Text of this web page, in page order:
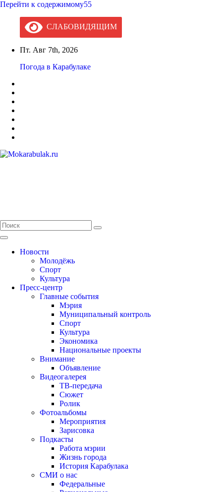
Перейти к содержимому55
СЛАБОВИДЯЩИМ
Пт. Авг 7th, 2026
Погода в Карабулаке
Новости
Молодёжь
Спорт
Культура
Пресс-центр
Главные события
Мэрия
Муниципальный контроль
Спорт
Культура
Экономика
Национальные проекты
Внимание
Объявление
Видеогалерея
ТВ-передача
Сюжет
Ролик
Фотоальбомы
Мероприятия
Зарисовка
Подкасты
Работа мэрии
Жизнь города
История Карабулака
СМИ о нас
Федеральные